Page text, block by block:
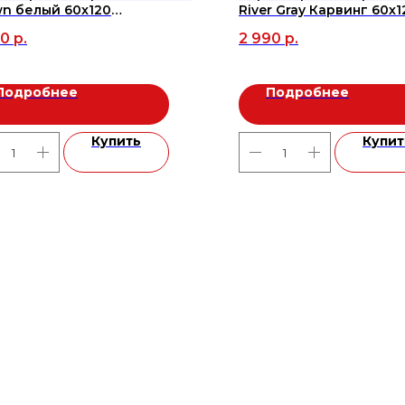
белый 60x120
р.
Купить
River Gray Карвинг
2 990 р.
Подробнее